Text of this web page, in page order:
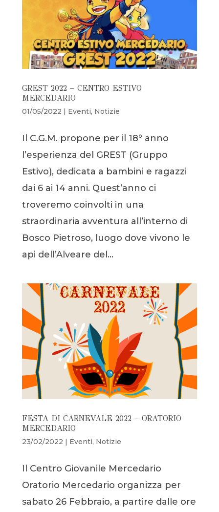
GREST 2022 – CENTRO ESTIVO
MERCEDARIO
01/05/2022 | Eventi, Notizie
Il C.G.M. propone per il 18° anno
l’esperienza del GREST (Gruppo
Estivo), dedicata a bambini e ragazzi
dai 6 ai 14 anni. Quest’anno ci
troveremo coinvolti in una
straordinaria avventura all’interno di
Bosco Pietroso, luogo dove vivono le
api dell’Alveare del...
FESTA DI CARNEVALE 2022 – ORATORIO
MERCEDARIO
23/02/2022 | Eventi, Notizie
Il Centro Giovanile Mercedario
Oratorio Mercedario organizza per
sabato 26 Febbraio, a partire dalle ore